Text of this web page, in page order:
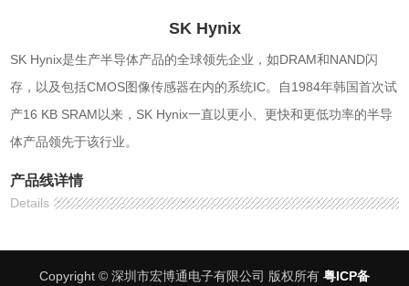
SK Hynix
SK Hynix是生产半导体产品的全球领先企业，如DRAM和NAND闪
存，以及包括CMOS图像传感器在内的系统IC。自1984年韩国首次试
产16 KB SRAM以来，SK Hynix一直以更小、更快和更低功率的半导
体产品领先于该行业。
产品线详情
Details
Copyright © 深圳市宏博通电子有限公司 版权所有 粤ICP备